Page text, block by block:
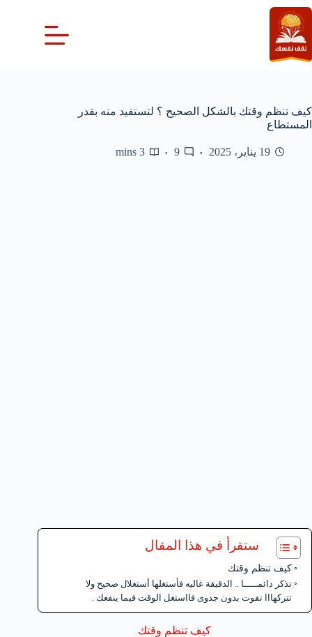
التجاوز
إلى
المحتوى
كيف تنظم وقتك بالشكل الصحيح ؟ لتستفيد منه بقدر
المستطاع
19 يناير، 2025 9
3 mins
ستقرأ في هذا المقال
كيف تنظم وقتك
تذكر دائمـــــا .. الدقيقة غاليه فأستغلها أستغلال صحيح ولا
تتركهااا تفوت بدون جدوى فااستغل الوقت فيما ينفعك .
كيف تنظم وقتك